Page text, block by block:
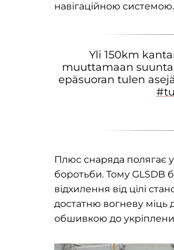
навігаційною системою.
Yli 150km
muuttamaan
epäsuoran tulen
Плюс снаряда полягає у
боротьби. Тому GLSDB
відхилення від цілі
достатню вогневу міць
обшивкою до